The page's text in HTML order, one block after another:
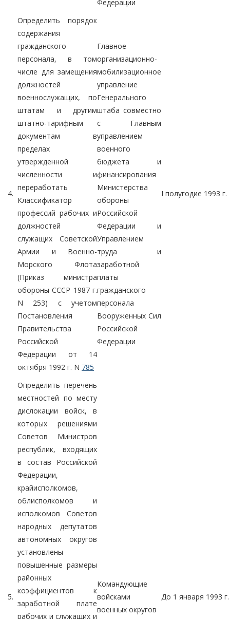
Федерации
4.
Определить порядок
содержания
гражданского
персонала, в том
числе для замещения
должностей
военнослужащих, по
штатам и другим
штатно-тарифным
документам в
пределах
утвержденной
численности и
переработать
Классификатор
профессий рабочих и
должностей
служащих Советской
Армии и Военно-
Морского Флота
(Приказ министра
обороны СССР 1987 г.
N 253) с учетом
Постановления
Правительства
Российской
Федерации от 14
октября 1992 г. N 785
Главное
организационно-
мобилизационное
управление
Генерального
штаба совместно
с Главным
управлением
военного
бюджета и
финансирования
Министерства
обороны
Российской
Федерации и
Управлением
труда и
заработной
платы
гражданского
персонала
Вооруженных Сил
Российской
Федерации
I полугодие 1993 г.
5.
Определить перечень
местностей по месту
дислокации войск, в
которых решениями
Советов Министров
республик, входящих
в состав Российской
Федерации,
крайисполкомов,
облисполкомов и
исполкомов Советов
народных депутатов
автономных округов
установлены
повышенные размеры
районных
коэффициентов к
заработной плате
рабочих и служащих и
Командующие
войсками
военных округов
До 1 января 1993 г.